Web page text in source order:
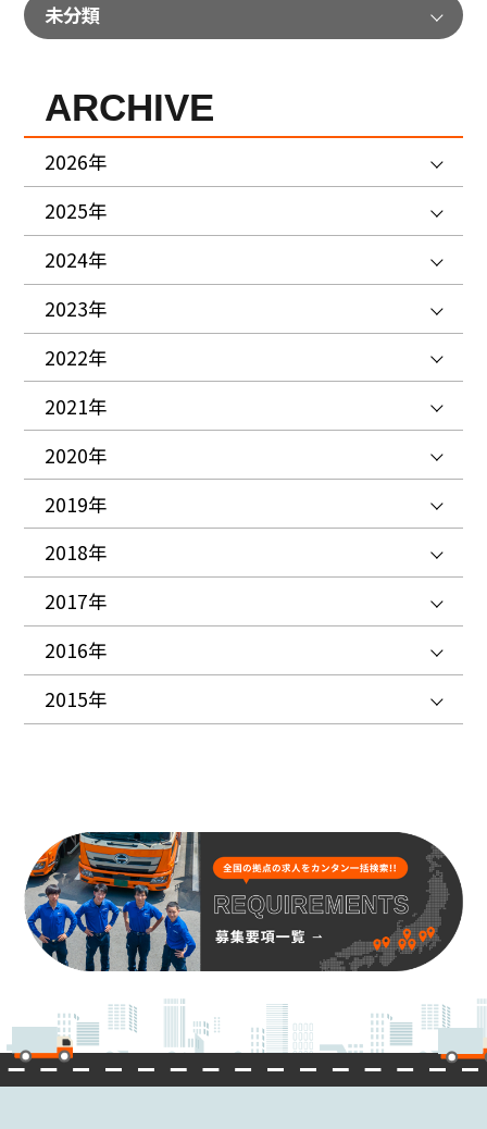
未分類
ARCHIVE
2026年
2025年
2024年
2023年
2022年
2021年
2020年
2019年
2018年
2017年
2016年
2015年